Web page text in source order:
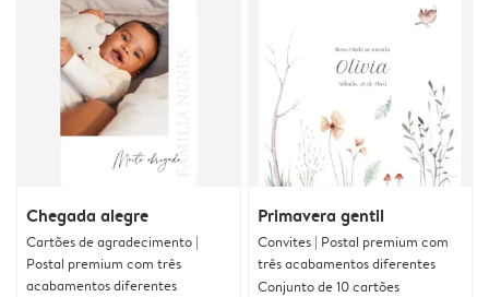
Chegada alegre
Cartões de agradecimento |
Postal premium com três
acabamentos diferentes
Primavera gentil
Convites | Postal premium com
três acabamentos diferentes
Conjunto de 10 cartões